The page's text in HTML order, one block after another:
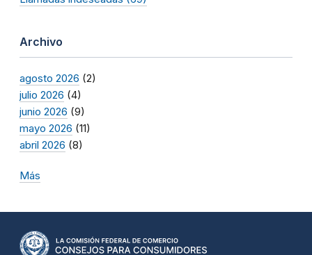
Archivo
agosto 2026 (2)
julio 2026 (4)
junio 2026 (9)
mayo 2026 (11)
abril 2026 (8)
Más